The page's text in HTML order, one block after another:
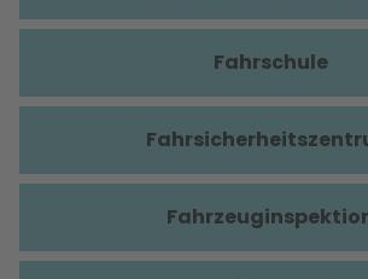
Fahrschule